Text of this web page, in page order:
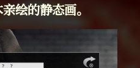
绘的静态画。